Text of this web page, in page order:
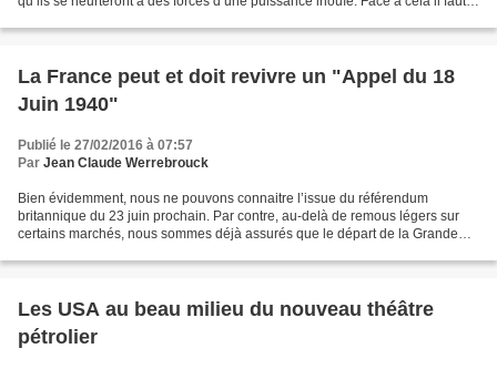
La France peut et doit revivre un "Appel du 18
Juin 1940"
Publié le 27/02/2016 à 07:57
Par Jean Claude Werrebrouck
Bien évidemment, nous ne pouvons connaitre l’issue du référendum
britannique du 23 juin prochain. Par contre, au-delà de remous légers sur
certains marchés, nous sommes déjà assurés que le départ de la Grande
Les USA au beau milieu du nouveau théâtre
pétrolier